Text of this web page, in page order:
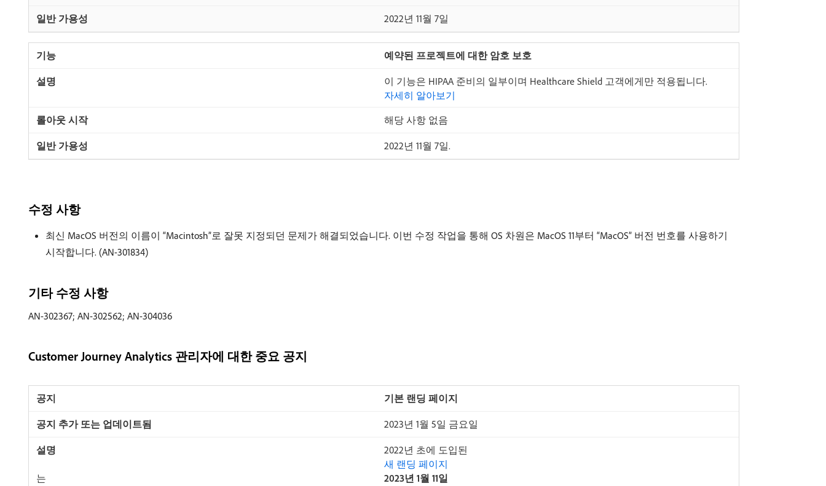
2022년 11월 7일
예약된 프로젝트에 대한 암호 보호
이 기능은 HIPAA 준비의 일부이며 Healthcare Shield 고객에게만 적용됩니다.
자세히 알아보기
해당 사항 없음
2022년 11월 7일.
수정 사항
최신 MacOS 버전의 이름이 “Macintosh”로 잘못 지정되던 문제가 해결되었습니다. 이번 수정 작업을 통해 OS 차원은 MacOS 11부터 “MacOS” 버전 번호를 사용하기
시작합니다. (AN-301834)
기타 수정 사항
AN-302367; AN-302562; AN-304036
Customer Journey Analytics 관리자에 대한 중요 공지
기본 랜딩 페이지
2023년 1월 5일 금요일
2022년 초에 도입된
새 랜딩 페이지
는
2023년 1월 11일